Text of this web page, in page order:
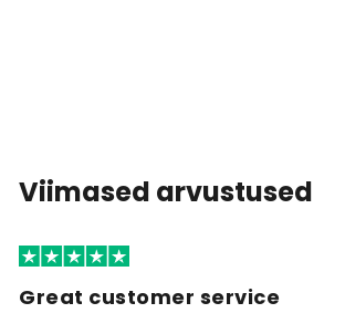
Viimased arvustused
Great customer service